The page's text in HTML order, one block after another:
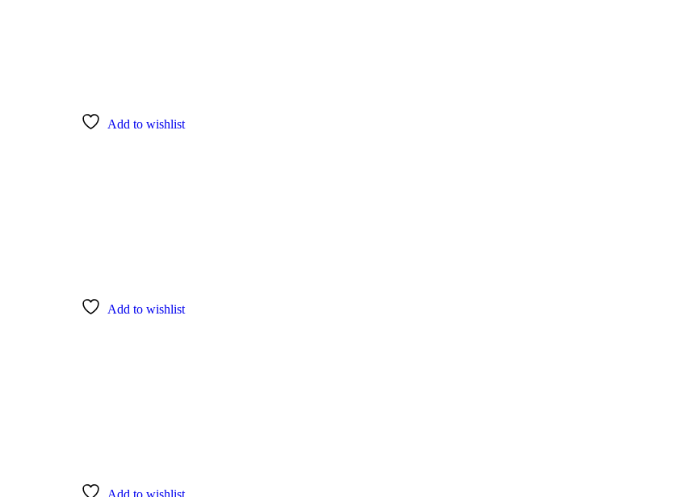
Add to wishlist
Add to wishlist
Add to wishlist